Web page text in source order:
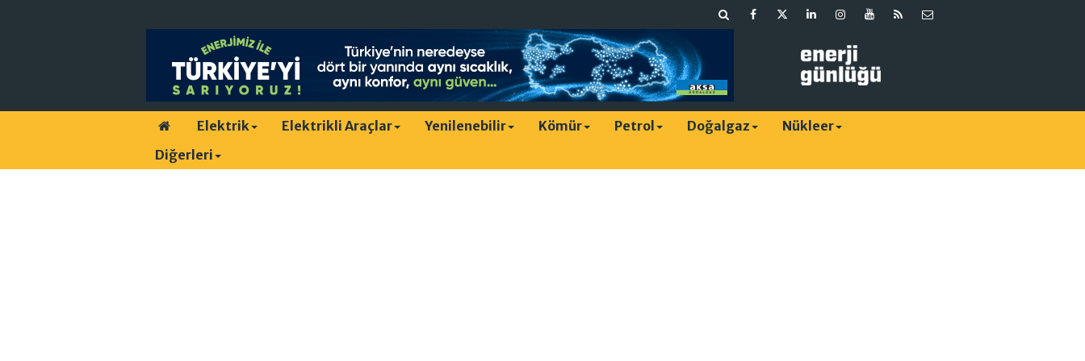
Elektrik Elektrikli Araçlar Yenilenebilir Kömür Petrol Doğalgaz
Nükleer
Diğerleri